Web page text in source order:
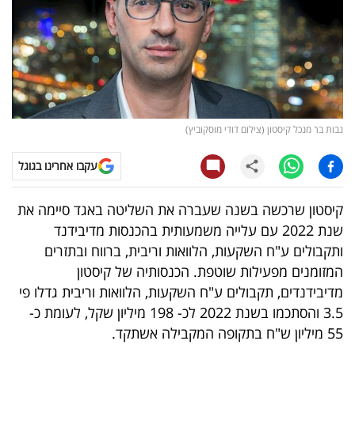
רכילות
עסקית
קריפטו
ויראלי
טלוויזיה
עסקי
ספורט
קריירה
ולימודים
מינויים
נבות בר מנכל קיסטון (צילום דודי מוסקוביץ)
עקבו אחרינו בגוגל
קיסטון שרכשה בשנה שעברה את השליטה באגד סיימה את
שנת 2022 עם עלייה משמעותית בהכנסות מדיבידנד
ותקבולים ע"ח השקעות, הלוואות וריבית, ברווח ובתזרים
המזומנים מפעילות שוטפת. הכנסותיה של קיסטון
מדיבידנדים, תקבולים ע"ח השקעות, הלוואות וריבית גדלו פי
3.5 והסתכמו בשנת 2022 לכ- 198 מיליון שקל, לעומת כ-
55 מיליון ש"ח בתקופה המקבילה אשתקד.